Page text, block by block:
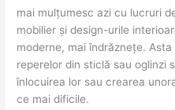
mai mulțumesc azi cu lucruri
mobilier și design-urile
moderne, mai îndrăznețe.
reperelor din sticlă sau oglinzi
înlocuirea lor sau crearea
ce mai dificile.